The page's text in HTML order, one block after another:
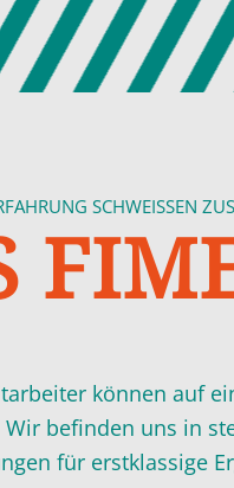
SCHWEISSEN
können auf
befinden uns in
für erstklassige